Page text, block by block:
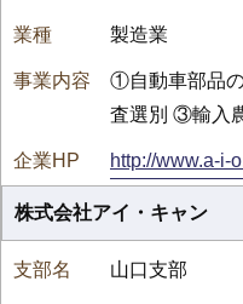
製造業
①自動車部品
査選別 ③輸入
http://www.a-i-
株式会社アイ・キャン
山口支部